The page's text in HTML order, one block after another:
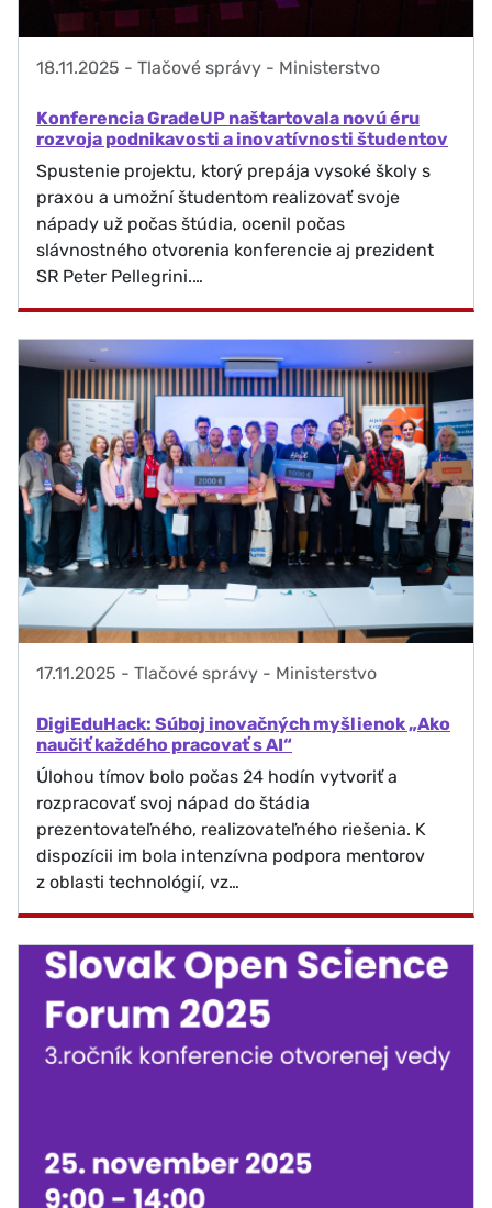
18.11.2025 - Tlačové správy - Ministerstvo
Konferencia GradeUP naštartovala novú éru
rozvoja podnikavosti a inovatívnosti študentov
Spustenie projektu, ktorý prepája vysoké školy s
praxou a umožní študentom realizovať svoje
nápady už počas štúdia, ocenil počas
slávnostného otvorenia konferencie aj prezident
SR Peter Pellegrini.…
17.11.2025 - Tlačové správy - Ministerstvo
DigiEduHack: Súboj inovačných myšlienok „Ako
naučiť každého pracovať s AI“
Úlohou tímov bolo počas 24 hodín vytvoriť a
rozpracovať svoj nápad do štádia
prezentovateľného, realizovateľného riešenia. K
dispozícii im bola intenzívna podpora mentorov
z oblasti technológií, vz…